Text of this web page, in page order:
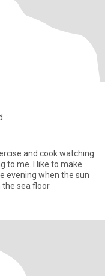
and cook watching
to me. I like to make
evening when the sun
the sea floor